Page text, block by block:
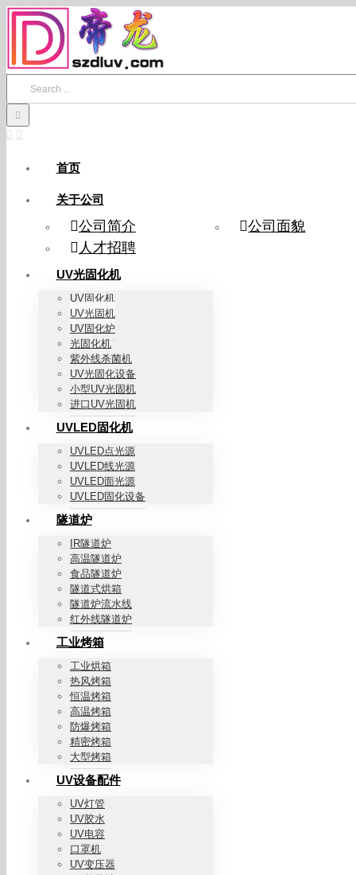
Skip
content
首页
关于公司
公司简介
公司面貌
人才招聘
UV光固化机
UV固化机
UV光固机
UV固化炉
光固化机
紫外线杀菌机
UV光固化设备
小型UV光固机
进口UV光固机
UVLED固化机
UVLED点光源
UVLED线光源
UVLED面光源
UVLED固化设备
隧道炉
IR隧道炉
高温隧道炉
食品隧道炉
隧道式烘箱
隧道炉流水线
红外线隧道炉
工业烤箱
工业烘箱
热风烤箱
恒温烤箱
高温烤箱
防爆烤箱
精密烤箱
大型烤箱
UV设备配件
UV灯管
UV胶水
UV电容
口罩机
UV变压器